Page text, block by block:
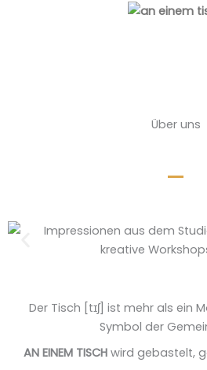
Über uns
Der Tisch [tɪʃ] ist mehr als ein
Symbol der
AN EINEM TISCH wird gebastelt,